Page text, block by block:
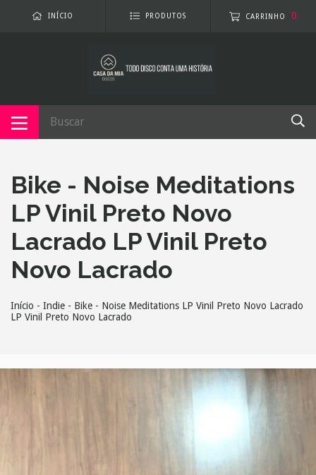
INÍCIO PRODUTOS CARRINHO 0
Bike - Noise Meditations
LP Vinil Preto Novo
Lacrado LP Vinil Preto
Novo Lacrado
Início - Indie - Bike - Noise Meditations LP Vinil Preto Novo Lacrado
LP Vinil Preto Novo Lacrado